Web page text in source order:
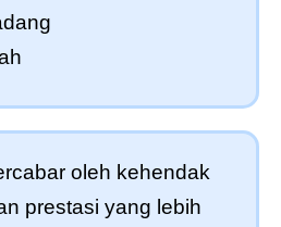
oleh kehendak
prestasi yang lebih